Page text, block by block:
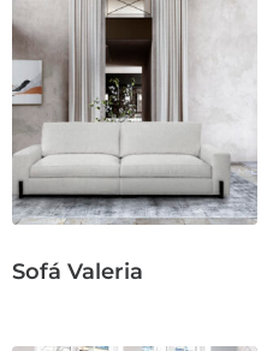
Sofá Valeria